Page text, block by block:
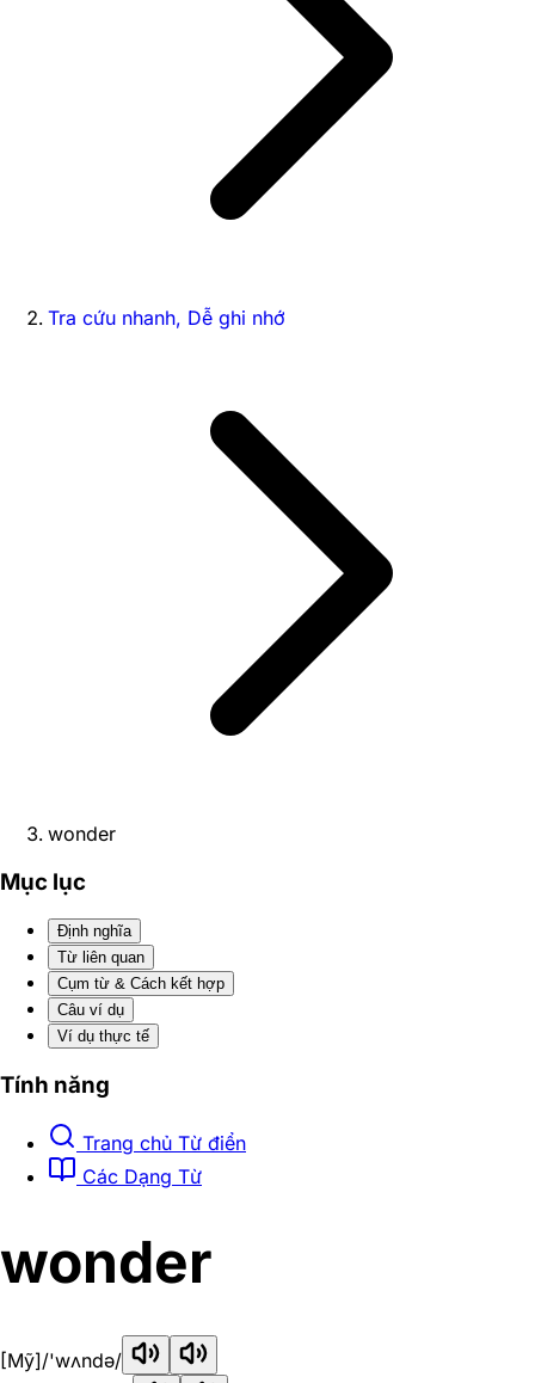
Tra cứu nhanh, Dễ ghi nhớ
wonder
Mục lục
Định nghĩa
Từ liên quan
Cụm từ & Cách kết hợp
Câu ví dụ
Ví dụ thực tế
Tính năng
Trang chủ Từ điển
Các Dạng Từ
wonder
[Mỹ]/'wʌndə/